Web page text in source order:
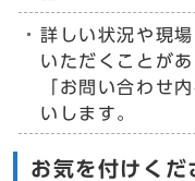
詳しい状況や現
いただくことが
「お問い合わせ
いします。
お気を付けくだ